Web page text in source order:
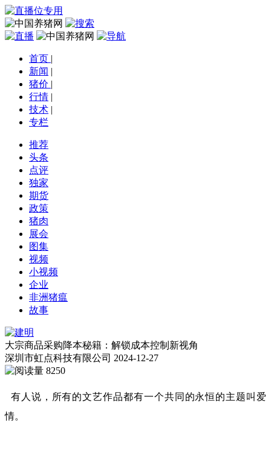
首页 |
新闻 |
猪价 |
行情 |
技术 |
专栏
推荐
头条
点评
独家
期货
政策
猪肉
展会
图集
视频
小视频
企业
非洲猪瘟
故事
大宗商品采购降本秘籍：解锁成本控制新视角
深圳市虹点科技有限公司 2024-12-27
8250
有人说，所有的文艺作品都有一个共同的永恒的主题叫爱
情。